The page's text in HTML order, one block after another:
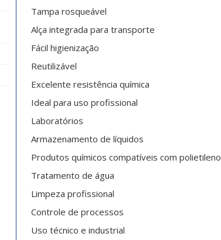
Tampa rosqueável
Alça integrada para transporte
Fácil higienização
Reutilizável
Excelente resistência química
Ideal para uso profissional
Laboratórios
Armazenamento de líquidos
Produtos químicos compatíveis com polietileno
Tratamento de água
Limpeza profissional
Controle de processos
Uso técnico e industrial